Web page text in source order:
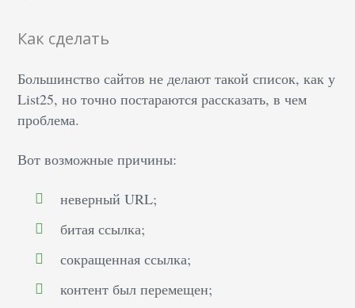
Как сделать
Большинство сайтов не делают такой список, как у
List25, но точно постараются рассказать, в чем
проблема.
Вот возможные причины:
неверный URL;
битая ссылка;
сокращенная ссылка;
контент был перемещен;